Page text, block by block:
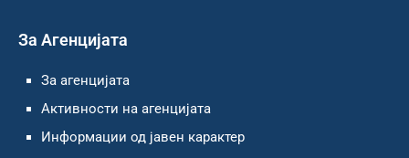
За Агенцијата
За агенцијата
Активности на агенцијата
Информации од јавен карактер